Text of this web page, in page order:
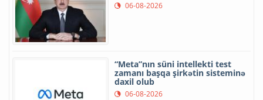
06-08-2026
“Meta”nın süni intellekti test
zamanı başqa şirkətin sisteminə
daxil olub
06-08-2026